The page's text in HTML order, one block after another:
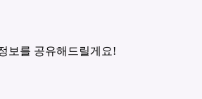
보를 공유해드릴게요!